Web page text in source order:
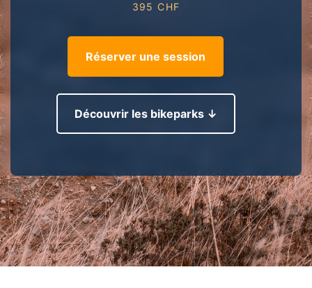
395 CHF
Réserver une session
Découvrir les bikeparks ↓